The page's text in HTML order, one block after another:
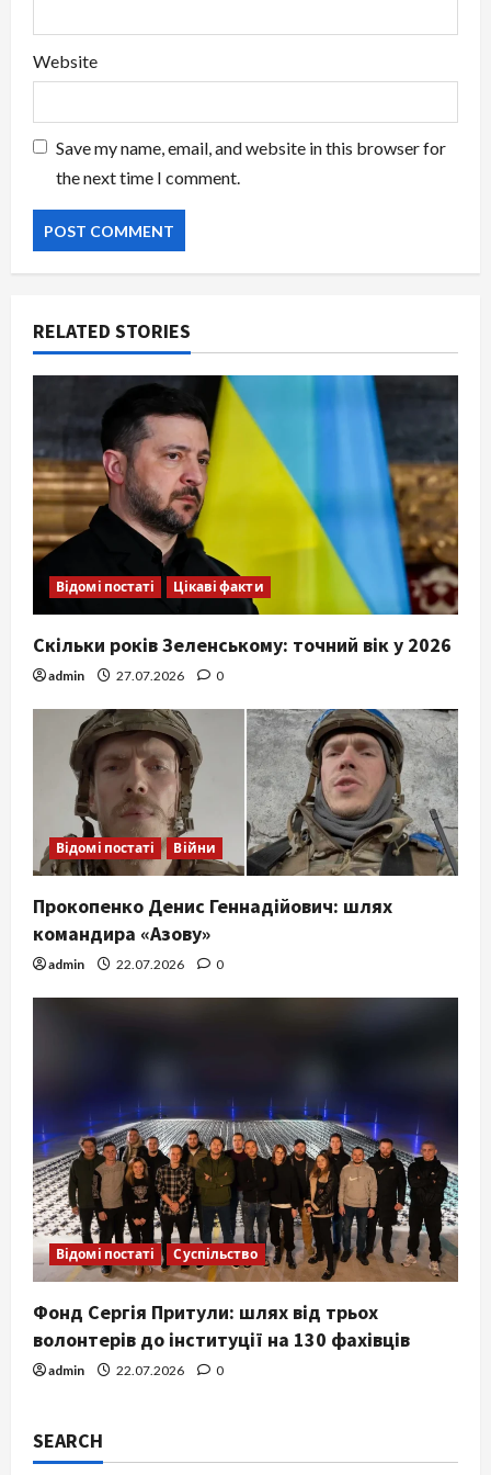
Website
Save my name, email, and website in this browser for
the next time I comment.
RELATED STORIES
Відомі постаті Цікаві факти
Скільки років Зеленському: точний вік у 2026
admin 27.07.2026 0
Відомі постаті Війни
Прокопенко Денис Геннадійович: шлях
командира «Азову»
admin 22.07.2026 0
Відомі постаті Суспільство
Фонд Сергія Притули: шлях від трьох
волонтерів до інституції на 130 фахівців
admin 22.07.2026 0
SEARCH